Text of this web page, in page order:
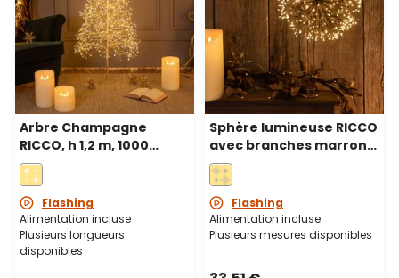
espaces avec sa lumière évocatrice.
Arbre Champagne
RICCO, h 1,2 m, 1000
microled blanc chaud et
blanc froid, intérieur
Flashing
Alimentation incluse
Plusieurs longueurs
disponibles
Sphère lumineuse RICCO
avec branches marrons,
Ø 30 cm, 384 microled
blanc chaud, intérieur
Flashing
Alimentation incluse
Plusieurs mesures disponibles